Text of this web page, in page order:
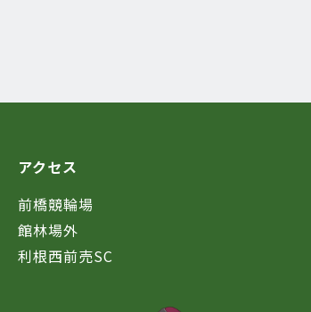
アクセス
前橋競輪場
館林場外
利根西前売SC